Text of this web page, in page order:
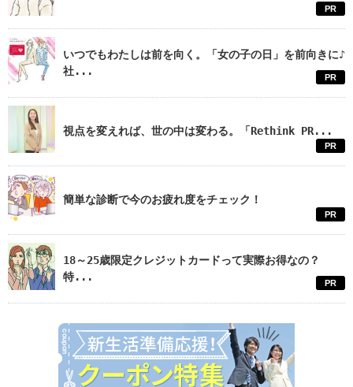
PR
いつでもわたしは前を向く。「女の子の日」を前向きに♪
社...
PR
視点を変えれば、世の中は変わる。「Rethink PR...
PR
簡単な診断で今のお疲れ度をチェック！
PR
18～25歳限定クレジットカードって実際お得なの？
特...
PR